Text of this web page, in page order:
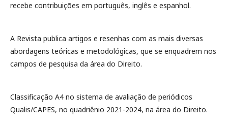
recebe contribuições em português, inglês e espanhol.
A Revista publica artigos e resenhas com as mais diversas
abordagens teóricas e metodológicas, que se enquadrem nos
campos de pesquisa da área do Direito.
Classificação A4 no sistema de avaliação de periódicos
Qualis/CAPES, no quadriênio 2021-2024, na área do Direito.